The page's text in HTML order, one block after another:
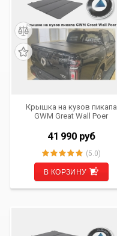
Крышка на кузов пикапа
GWM Great Wall Poer
41 990 руб
(5.0)
В КОРЗИНУ